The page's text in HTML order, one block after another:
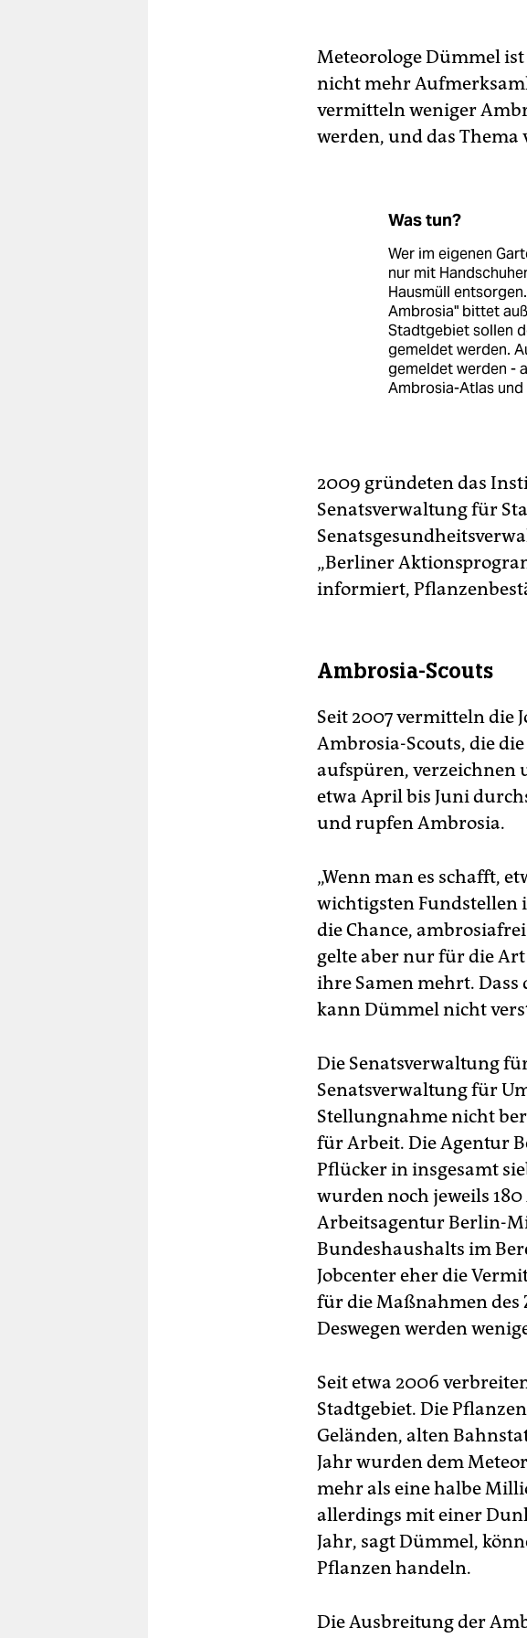
Meteorologe Dümmel
nicht mehr
vermitteln weniger
werden, und das
Was tun?
Wer im eigenen
nur mit
Hausmüll
Ambrosia" bittet
Stadtgebiet sollen
gemeldet werden.
gemeldet werden -
Ambrosia-Atlas
2009 gründeten das
Senatsverwaltung für
„Berliner
informiert,
Ambrosia-Scouts
Seit 2007 vermitteln die
Ambrosia-Scouts, die
aufspüren, verzeichnen
etwa April bis Juni
und rupfen Ambrosia.
„Wenn man es schafft,
wichtigsten Fundstellen
die Chance,
gelte aber nur für die
ihre Samen mehrt. Dass
kann Dümmel nicht
Die Senatsverwaltung
Senatsverwaltung für
Stellungnahme nicht
für Arbeit. Die Agentur
Pflücker in insgesamt
wurden noch jeweils
Arbeitsagentur Berlin-
Bundeshaushalts im
Jobcenter eher die
für die Maßnahmen des
Deswegen werden
Seit etwa 2006
Stadtgebiet. Die
Geländen, alten
Jahr wurden dem
mehr als eine halbe
allerdings mit einer
Jahr, sagt Dümmel,
Pflanzen handeln.
Die Ausbreitung der